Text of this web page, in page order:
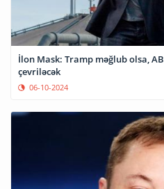
İlon Mask: Tramp məğlub olsa,
çevriləcək
06-10-2024